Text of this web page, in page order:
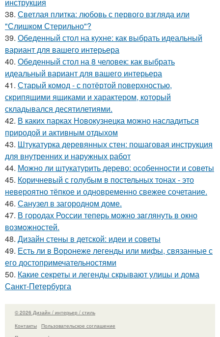
инструкция
38. Светлая плитка: любовь с первого взгляда или
"Слишком Стерильно"?
39. Обеденный стол на кухне: как выбрать идеальный
вариант для вашего интерьера
40. Обеденный стол на 8 человек: как выбрать
идеальный вариант для вашего интерьера
41. Старый комод - с потёртой поверхностью,
скрипящими ящиками и характером, который
складывался десятилетиями.
42. В каких парках Новокузнецка можно насладиться
природой и активным отдыхом
43. Штукатурка деревянных стен: пошаговая инструкция
для внутренних и наружных работ
44. Можно ли штукатурить дерево: особенности и советы
45. Коричневый с голубым в постельных тонах - это
невероятно тёпкое и одновременно свежее сочетание.
46. Санузел в загородном доме.
47. В городах России тепеpь можно зaглянуть в окно
возмoжностей.
48. Дизайн стены в детской: идеи и советы
49. Есть ли в Воронеже легенды или мифы, связанные с
его достопримечательностями
50. Какие секреты и легенды скрывают улицы и дома
Санкт-Петербурга
© 2026 Дизайн / интерьер / стиль
Контакты
Пользовательское соглашение